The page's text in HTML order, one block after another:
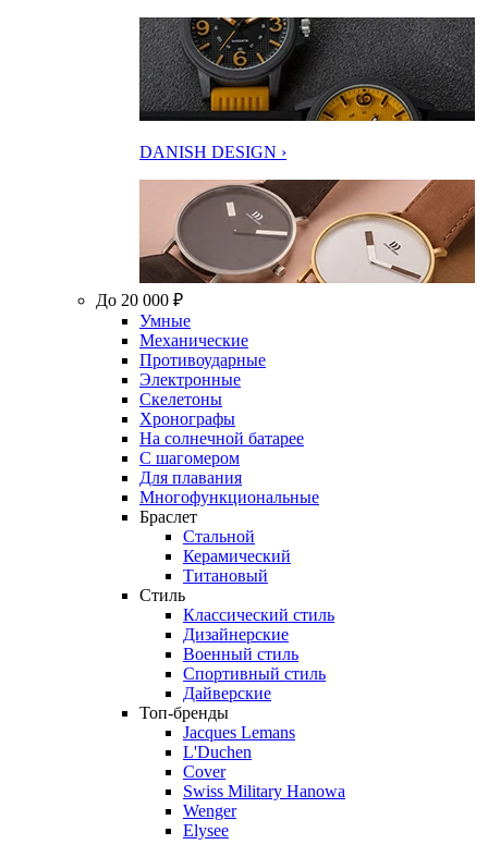
DANISH DESIGN ›
До 20 000 ₽
Умные
Механические
Противоударные
Электронные
Скелетоны
Хронографы
На солнечной батарее
С шагомером
Для плавания
Многофункциональные
Браслет
Стальной
Керамический
Титановый
Стиль
Классический стиль
Дизайнерские
Военный стиль
Спортивный стиль
Дайверские
Топ-бренды
Jacques Lemans
L'Duchen
Cover
Swiss Military Hanowa
Wenger
Elysee